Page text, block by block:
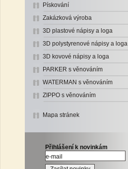
Pískování
Zakázková výroba
3D plastové nápisy a loga
3D polystyrenové nápisy a loga
3D kovové nápisy a loga
PARKER s věnováním
WATERMAN s věnováním
ZIPPO s věnováním
Mapa stránek
Přihlášení k novinkám